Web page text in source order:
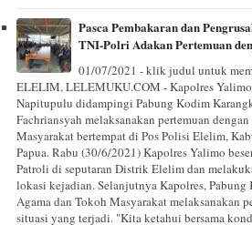
Pasca Pembakaran dan
TNI-Polri Adakan Pertemuan
01/07/2021 - klik judul untuk
ELELIM, LELEMUKU.COM - Kapolres Yalimo
Napitupulu didampingi Pabung Kodim
Fachriansyah melaksanakan pertemuan
Masyarakat bertempat di Pos Polisi Elelim,
Papua. Rabu (30/6/2021) Kapolres Yalimo
Patroli di seputaran Distrik Elelim dan
lokasi kejadian. Selanjutnya Kapolres,
Agama dan Tokoh Masyarakat melaksanakan
situasi yang terjadi. "Kita ketahui bersama